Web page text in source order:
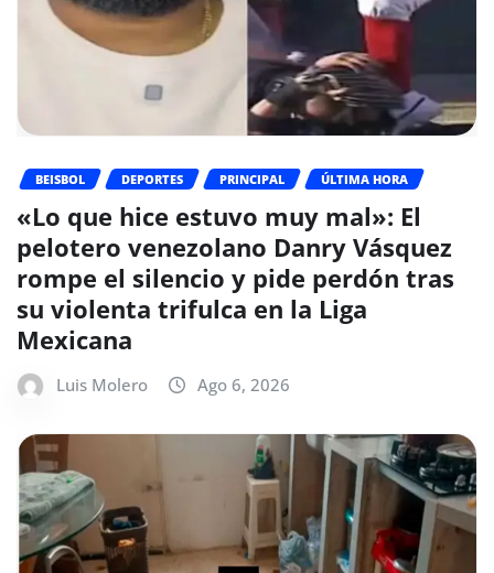
BEISBOL DEPORTES PRINCIPAL ÚLTIMA HORA
«Lo que hice estuvo muy mal»: El
pelotero venezolano Danry Vásquez
rompe el silencio y pide perdón tras
su violenta trifulca en la Liga
Mexicana
Luis Molero Ago 6, 2026